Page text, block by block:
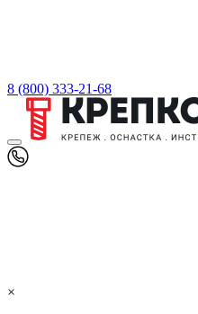
8 (800) 333-21-68
×